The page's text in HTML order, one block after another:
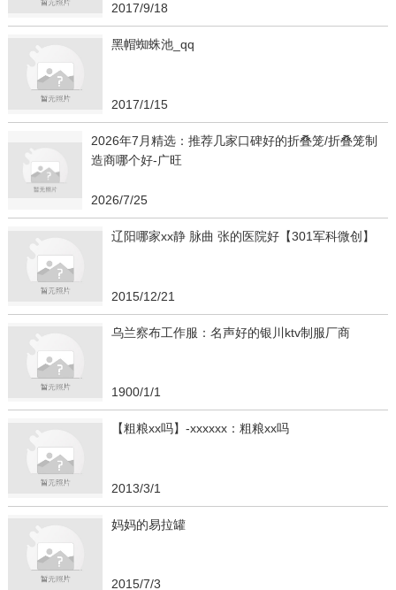
2017/9/18
黑帽蜘蛛池_qq
2017/1/15
2026年7月精选：推荐几家口碑好的折叠笼/折叠笼制
造商哪个好-广旺
2026/7/25
辽阳哪家xx静 脉曲 张的医院好【301军科微创】
2015/12/21
乌兰察布工作服：名声好的银川ktv制服厂商
1900/1/1
【粗粮xx吗】-xxxxxx：粗粮xx吗
2013/3/1
妈妈的易拉罐
2015/7/3